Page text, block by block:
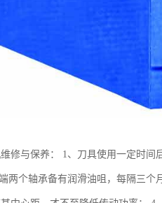
修与保养： 1、刀具使用一定时
两个轴承备有润滑油咀，每隔三